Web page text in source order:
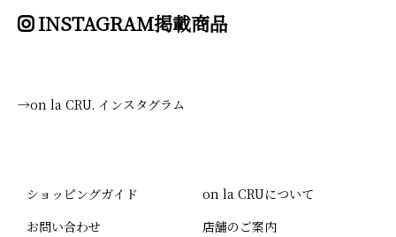
INSTAGRAM掲載商品
→on la CRU. インスタグラム
ショッピングガイド
お問い合わせ
on la CRUについて
店舗のご案内